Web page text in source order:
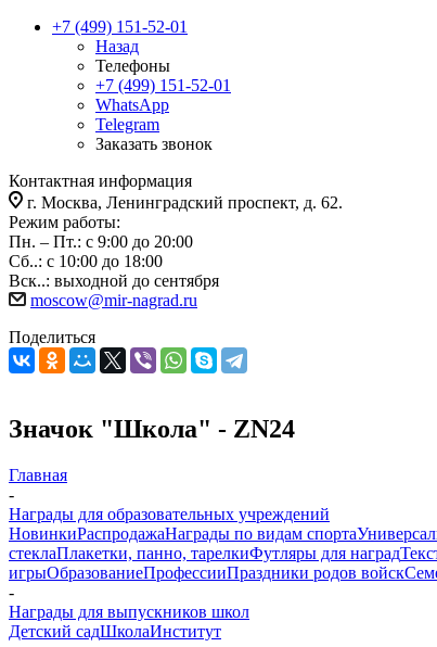
+7 (499) 151-52-01
Назад
Телефоны
+7 (499) 151-52-01
WhatsApp
Telegram
Заказать звонок
Контактная информация
г. Москва, Ленинградский проспект, д. 62.
Режим работы:
Пн. – Пт.: с 9:00 до 20:00
Сб..: с 10:00 до 18:00
Вск..: выходной до сентября
moscow@mir-nagrad.ru
Поделиться
Значок "Школа" - ZN24
Главная
-
Награды для образовательных учреждений
НовинкиРаспродажаНаграды по видам спорта
стеклаПлакетки, панно, тарелкиФутляры для наград
игрыОбразованиеПрофессииПраздники родов войск
-
Награды для выпускников школ
Детский садШколаИнститут